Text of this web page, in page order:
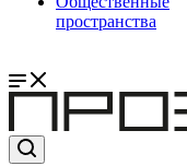
пространства